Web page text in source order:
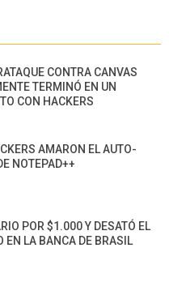
CONTRA CANVAS
TERMINÓ EN UN
CON HACKERS
AMARON EL AUTO-
NOTEPAD++
POR $1.000 Y DESATÓ EL
EN LA BANCA DE BRASIL